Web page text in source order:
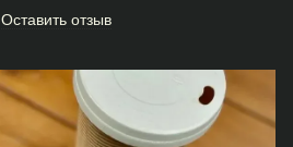
Оставить отзыв